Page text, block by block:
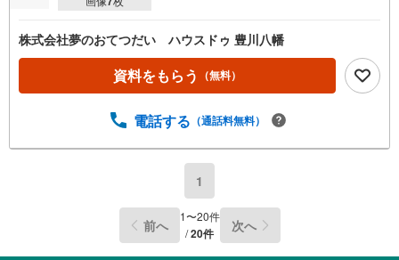
株式会社夢のおてつだい ハウスドゥ 豊川八幡
資料をもらう （無料）
電話する （通話料無料）
1
前へ 1〜20件
/20件 次へ